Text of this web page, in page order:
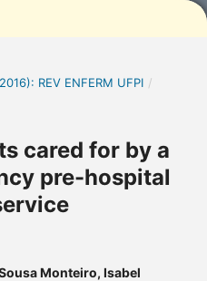
REV ENFERM UFPI /
cared for by a
pre-hospital
Monteiro, Isabel